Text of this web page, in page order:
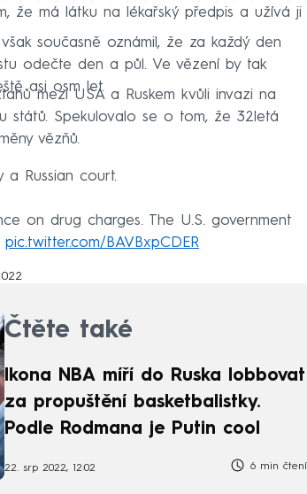
že má látku na lékařský předpis a užívá ji
současně oznámil, že za každý den
odečte den a půl. Ve vězení by tak
asi osm let.
mezi USA a Ruskem kvůli invazi na
států. Spekulovalo se o tom, že 32letá
vězňů.
a Russian court.
on drug charges. The U.S. government
pic.twitter.com/BAVBxpCDER
Čtěte také
Ikona NBA míří do Ruska lobbovat
za propuštění basketbalistky.
Podle Rodmana je Putin cool
22. srp 2022, 12:02 6 min čtení